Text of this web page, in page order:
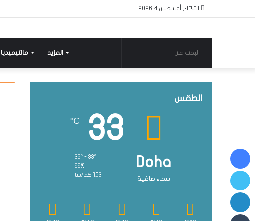
الثلاثاء, أغسطس 4 2026
مالتيميديا المزيد البحث
عن
الطقس
Doha
سماء صافية
33
℃
39º - 33º
66%
1.53 كم/سا
فيسبوك
تويتر
لينكدإن